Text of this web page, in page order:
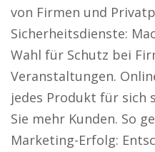
von Firmen und
Sicherheitsdienste:
Wahl für Schutz bei
Veranstaltungen.
jedes Produkt für sich
Sie mehr Kunden. So
Marketing-Erfolg: